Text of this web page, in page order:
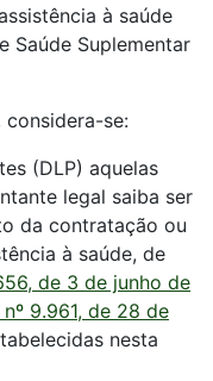
à saúde
Saúde Suplementar
considera-se:
(DLP) aquelas
legal saiba ser
da contratação ou
à saúde, de
de 3 de junho de
nº 9.961, de 28 de
nesta